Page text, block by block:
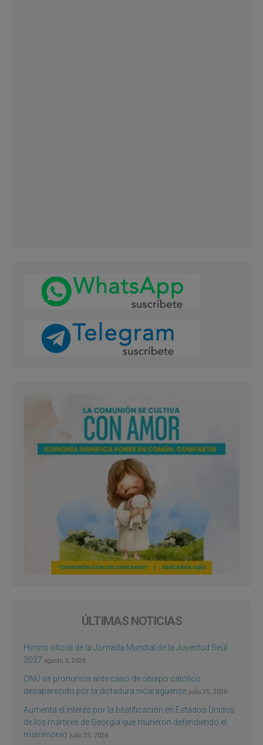
ÚLTIMAS NOTICIAS
Himno oficial de la Jornada Mundial de la Juventud Seúl
2027 agosto 3, 2026
ONU se pronuncia ante caso de obispo católico
desaparecido por la dictadura nicaragüense julio 25, 2026
Aumenta el interés por la beatificación en Estados Unidos
de los mártires de Georgia que murieron defendiendo el
matrimonio julio 25, 2026